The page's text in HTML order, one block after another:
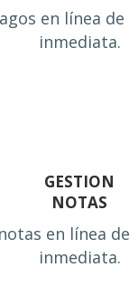
en línea
inmediata.
GESTION
NOTAS
en línea
inmediata.